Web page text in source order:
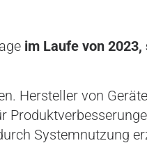
im Laufe von
Hersteller von
Systemnutzung